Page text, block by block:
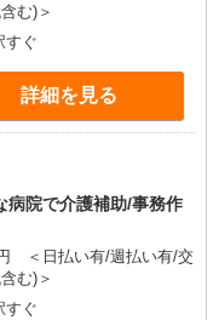
む)＞
すぐ
詳細を見る
院で介護補助/事務作
＜日払い有/週払い有/交
む)＞
すぐ